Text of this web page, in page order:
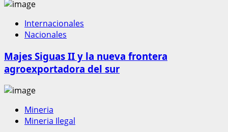
Internacionales
Nacionales
Majes Siguas II y la nueva frontera
agroexportadora del sur
Mineria
Mineria Ilegal